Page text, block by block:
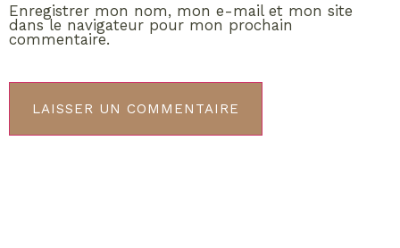
Enregistrer mon nom, mon e-mail et mon site
dans le navigateur pour mon prochain
commentaire.